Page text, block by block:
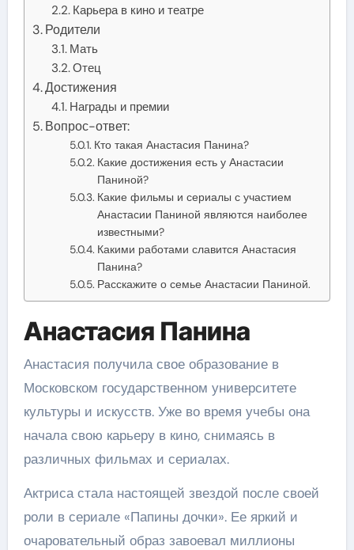
Карьера в кино и театре
Родители
Мать
Отец
Достижения
Награды и премии
Вопрос-ответ:
Кто такая Анастасия Панина?
Какие достижения есть у Анастасии
Паниной?
Какие фильмы и сериалы с участием
Анастасии Паниной являются наиболее
известными?
Какими работами славится Анастасия
Панина?
Расскажите о семье Анастасии Паниной.
Анастасия Панина
Анастасия получила свое образование в
Московском государственном университете
культуры и искусств. Уже во время учебы она
начала свою карьеру в кино, снимаясь в
различных фильмах и сериалах.
Актриса стала настоящей звездой после своей
роли в сериале «Папины дочки». Ее яркий и
очаровательный образ завоевал миллионы